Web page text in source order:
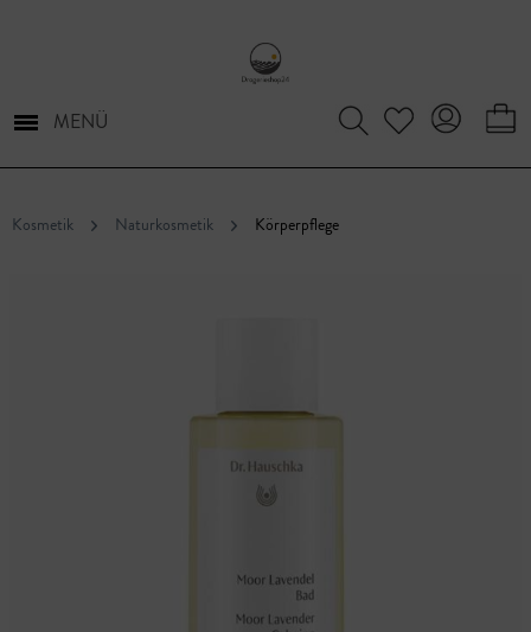
MENÜ
Kosmetik Naturkosmetik Körperpflege